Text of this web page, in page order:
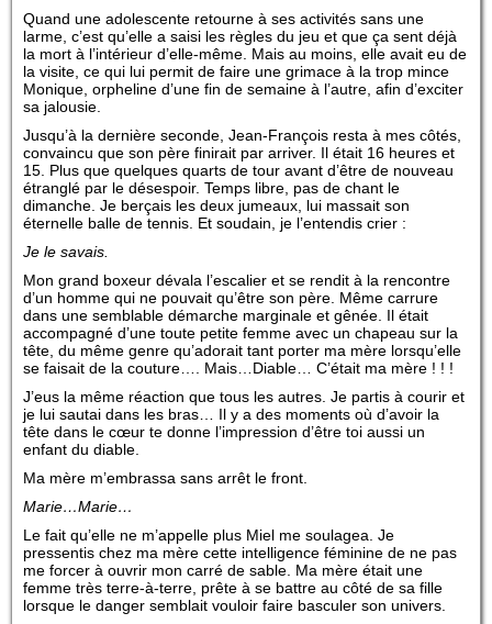
Quand une adolescente retourne à ses activités sans une
larme, c’est qu’elle a saisi les règles du jeu et que ça sent déjà
la mort à l’intérieur d’elle-même. Mais au moins, elle avait eu de
la visite, ce qui lui permit de faire une grimace à la trop mince
Monique, orpheline d’une fin de semaine à l’autre, afin d’exciter
sa jalousie.
Jusqu’à la dernière seconde, Jean-François resta à mes côtés,
convaincu que son père finirait par arriver. Il était 16 heures et
15. Plus que quelques quarts de tour avant d’être de nouveau
étranglé par le désespoir. Temps libre, pas de chant le
dimanche. Je berçais les deux jumeaux, lui massait son
éternelle balle de tennis. Et soudain, je l’entendis crier :
Je le savais.
Mon grand boxeur dévala l’escalier et se rendit à la rencontre
d’un homme qui ne pouvait qu’être son père. Même carrure
dans une semblable démarche marginale et gênée. Il était
accompagné d’une toute petite femme avec un chapeau sur la
tête, du même genre qu’adorait tant porter ma mère lorsqu’elle
se faisait de la couture…. Mais…Diable… C’était ma mère ! ! !
J’eus la même réaction que tous les autres. Je partis à courir et
je lui sautai dans les bras… Il y a des moments où d’avoir la
tête dans le cœur te donne l’impression d’être toi aussi un
enfant du diable.
Ma mère m’embrassa sans arrêt le front.
Marie…Marie…
Le fait qu’elle ne m’appelle plus Miel me soulagea. Je
pressentis chez ma mère cette intelligence féminine de ne pas
me forcer à ouvrir mon carré de sable. Ma mère était une
femme très terre-à-terre, prête à se battre au côté de sa fille
lorsque le danger semblait vouloir faire basculer son univers.